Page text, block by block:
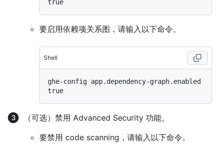
要启用依赖项关系图，请输入以下命令。
Shell
ghe-config app.dependency-graph.enabled
（可选）禁用 Advanced Security 功能。
要禁用 code scanning，请输入以下命令。